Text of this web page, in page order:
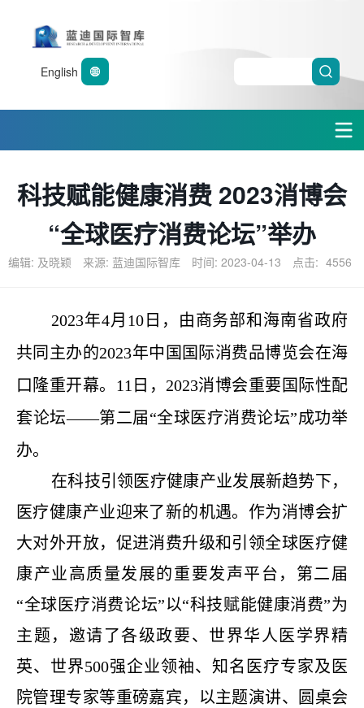
English
科技赋能健康消费 2023消博会
“全球医疗消费论坛”举办
编辑: 及晓颖 来源: 蓝迪国际智库 时间: 2023-04-13 点击: 4556
2023年4月10日，由商务部和海南省政府
共同主办的2023年中国国际消费品博览会在海
口隆重开幕。11日，2023消博会重要国际性配
套论坛——第二届“全球医疗消费论坛”成功举
办。
在科技引领医疗健康产业发展新趋势下，
医疗健康产业迎来了新的机遇。作为消博会扩
大对外开放，促进消费升级和引领全球医疗健
康产业高质量发展的重要发声平台，第二届
“全球医疗消费论坛”以“科技赋能健康消费”为
主题，邀请了各级政要、世界华人医学界精
英、世界500强企业领袖、知名医疗专家及医
院管理专家等重磅嘉宾，以主题演讲、圆桌会